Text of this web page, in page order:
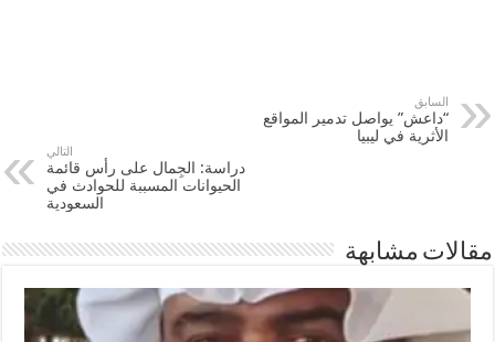
السابق
“داعش” يواصل تدمير المواقع
الأثرية في ليبيا
التالي
دراسة: الجِمال على رأس قائمة
الحيوانات المسببة للحوادث في
السعودية
مقالات مشابهة